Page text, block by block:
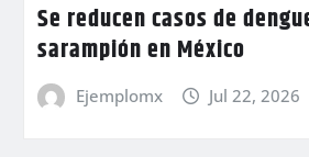
Se reducen casos de
sarampión en México
Ejemplomx Jul 22, 2026